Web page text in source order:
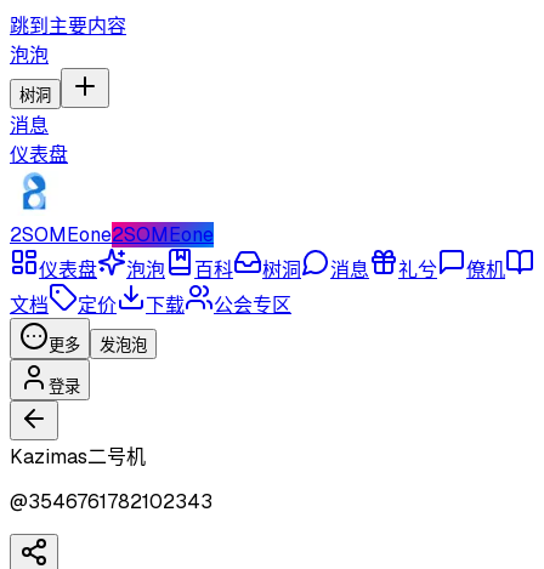
跳到主要内容
泡泡
树洞
消息
仪表盘
2SOMEone2SOMEone
仪表盘
泡泡 百科 树洞 消息 礼兮
僚机
文档
定价 下载 公会专区
更多 发泡泡
登录
Kazimas二号机
@3546761782102343